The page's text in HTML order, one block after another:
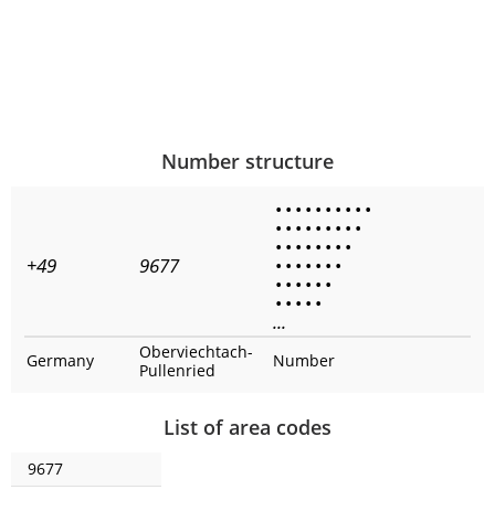
Number structure
+49 9677
• • • • • • • • • •
• • • • • • • • •
• • • • • • • •
• • • • • • •
• • • • • •
• • • • •
...
Germany
Oberviechtach-
Pullenried
Number
List of area codes
9677